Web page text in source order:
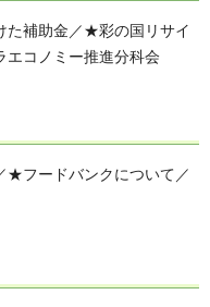
た補助金／★彩の国リサイ
コノミー推進分科会
★フードバンクについて／